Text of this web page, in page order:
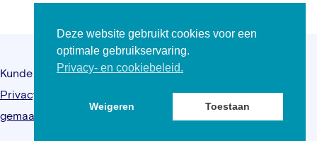
Kunde © 2026 – Alle rechten voorbehouden –
Privacybeleid
Algemene voorwaarden–Website
gemaakt door Kreatix.
Deze website gebruikt cookies voor een
optimale gebruikservaring.
Privacy- en cookiebeleid.
Weigeren Toestaan